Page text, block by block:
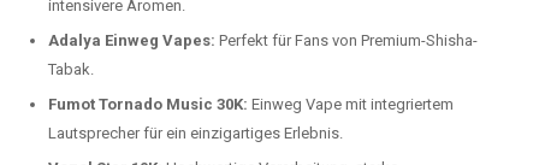
intensivere Aromen.
Adalya Einweg Vapes: Perfekt für Fans von Premium-Shisha-
Tabak.
Fumot Tornado Music 30K: Einweg Vape mit integriertem
Lautsprecher für ein einzigartiges Erlebnis.